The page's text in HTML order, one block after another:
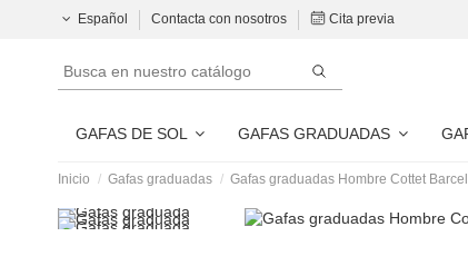
Español Contacta con nosotros Cita previa
GAFAS DE SOL GAFAS GRADUADAS
Inicio Gafas graduadas Gafas graduadas Hombre Cottet